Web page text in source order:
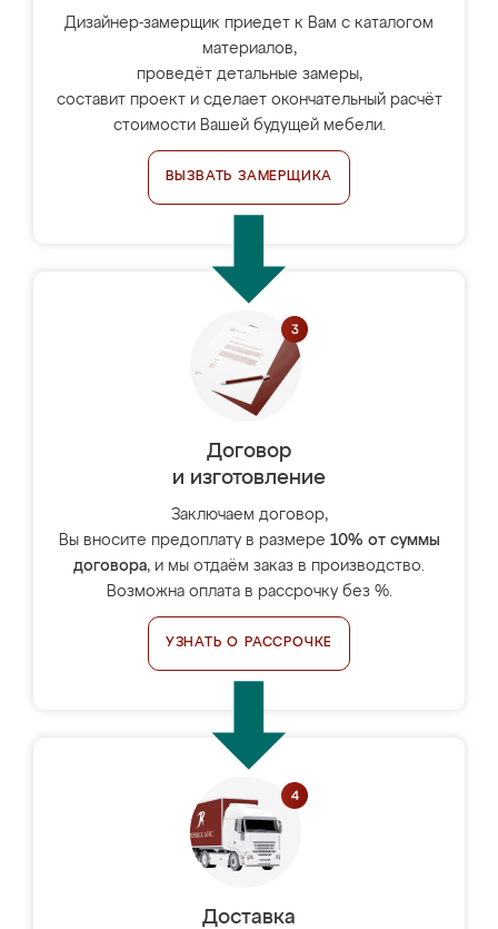
Дизайнер-замерщик приедет к Вам с каталогом
материалов,
проведёт детальные замеры,
составит проект и сделает окончательный расчёт
стоимости Вашей будущей мебели.
ВЫЗВАТЬ ЗАМЕРЩИКА
Договор
и изготовление
Заключаем договор,
Вы вносите предоплату в размере 10% от суммы
договора, и мы отдаём заказ в производство.
Возможна оплата в рассрочку без %.
УЗНАТЬ О РАССРОЧКЕ
Доставка